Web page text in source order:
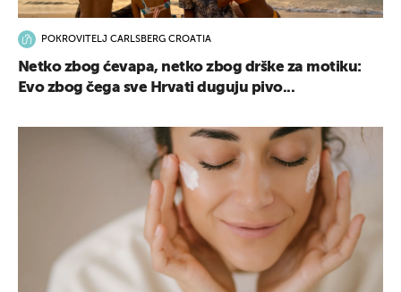
POKROVITELJ CARLSBERG CROATIA
Netko zbog ćevapa, netko zbog drške za motiku:
Evo zbog čega sve Hrvati duguju pivo...